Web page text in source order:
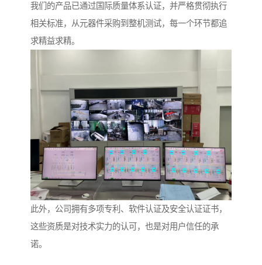
我们的产品已通过国际质量体系认证，并严格贯彻执行
相关标准，从元器件采购到整机测试，每一个环节都追
求精益求精。
此外，公司拥有多项专利、软件认证及安全认证证书，
这些资质是对技术实力的认可，也是对用户信任的承
诺。